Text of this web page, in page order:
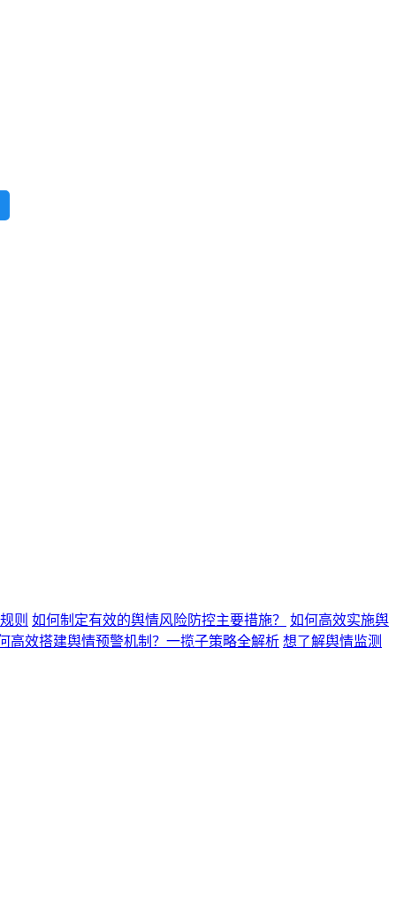
则 如何制定有效的舆情风险防控主要措施？
如何高效实施舆
高效搭建舆情预警机制？一揽子策略全解析 想了解舆情监测